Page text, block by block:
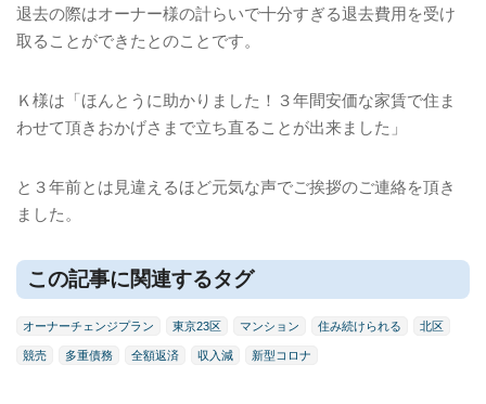
退去の際はオーナー様の計らいで十分すぎる退去費用を受け
取ることができたとのことです。
Ｋ様は「ほんとうに助かりました！３年間安価な家賃で住ま
わせて頂きおかげさまで立ち直ることが出来ました」
と３年前とは見違えるほど元気な声でご挨拶のご連絡を頂き
ました。
この記事に関連するタグ
オーナーチェンジプラン 東京23区 マンション 住み続けられる 北区
競売 多重債務 全額返済 収入減 新型コロナ